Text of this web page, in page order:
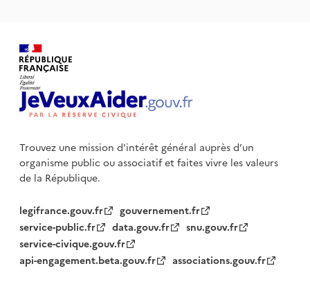
Trouvez une mission d'intérêt général auprès d’un
organisme publicou associatif et faites vivre les valeurs
de la République.
legifrance.gouv.fr
gouvernement.fr
service-public.fr
data.gouv.fr
snu.gouv.fr
service-civique.gouv.fr
api-engagement.beta.gouv.fr
associations.gouv.fr